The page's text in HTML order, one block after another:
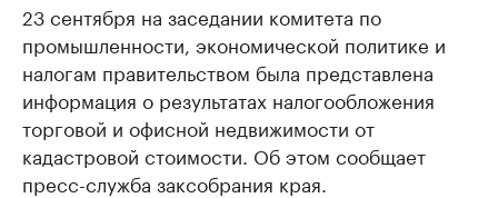
23 сентября на заседании комитета по
промышленности, экономической политике и
налогам правительством была представлена
информация о результатах налогообложения
торговой и офисной недвижимости от
кадастровой стоимости. Об этом сообщает
пресс-служба заксобрания края.